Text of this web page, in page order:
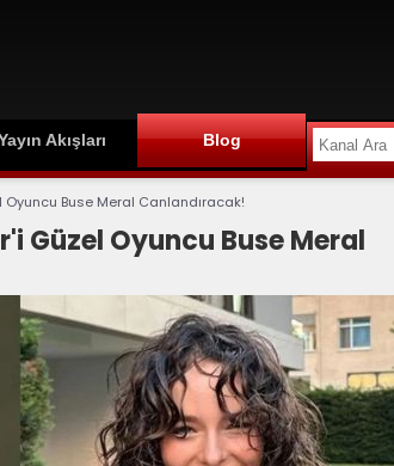
Akışları Blog
Buse Meral Canlandıracak!
Güzel Oyuncu Buse Meral